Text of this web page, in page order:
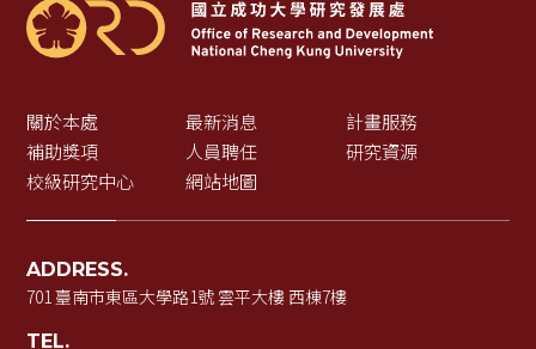
關於本處 最新消息
計畫服務
補助獎項
人員聘任
研究資源
校級研究中心
網站地圖
ADDRESS.
701 臺南市東區大學路1號 雲平大樓 西棟7樓
TEL.